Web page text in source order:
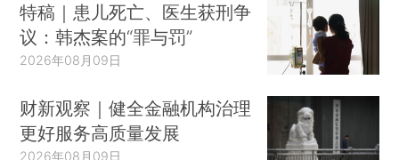
特稿｜患儿死亡、医生获刑争
议：韩杰案的“罪与罚”
2026年08月09日
财新观察｜健全金融机构治理
更好服务高质量发展
2026年08月09日